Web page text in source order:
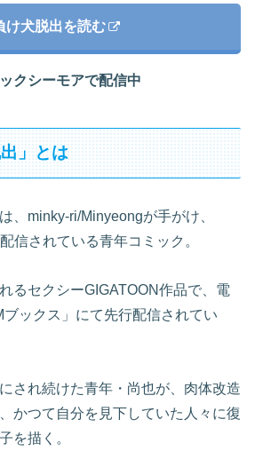
け犬脱出を読む
クシーモアで配信中
」とは
、minky-ri/Minyeongが手がけ、
信されている青年コミック。
るセクシーGIGATOON作品で、電
ックス」にて先行配信されてい
され続けた青年・尚也が、肉体改造
かつて自分を見下していた人々に復
を描く。